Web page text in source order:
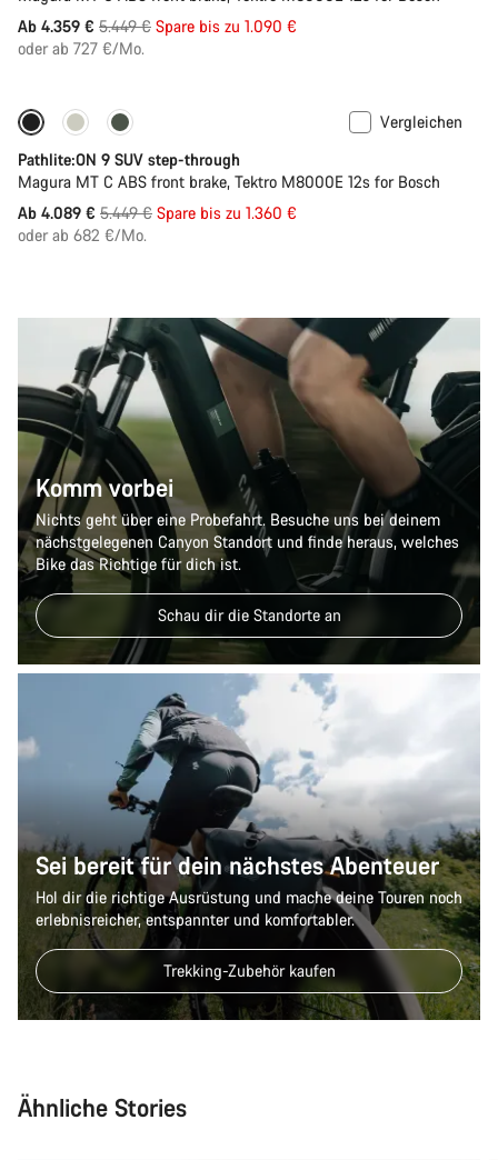
Ab 4.359 € Ursprungspreis
5.449 € Spare bis zu 1.090 €
oder ab 727 €/Mo.
-25%
Vergleichen
Pathlite:ON 9 SUV step-through
Magura MT C ABS front brake, Tektro M8000E 12s for Bosch
Ab 4.089 € Ursprungspreis
5.449 € Spare bis zu 1.360 €
oder ab 682 €/Mo.
Komm vorbei
Nichts geht über eine Probefahrt. Besuche uns bei deinem
nächstgelegenen Canyon Standort und finde heraus, welches
Bike das Richtige für dich ist.
Schau dir die Standorte an
Sei bereit für dein nächstes Abenteuer
Hol dir die richtige Ausrüstung und mache deine Touren noch
erlebnisreicher, entspannter und komfortabler.
Trekking-Zubehör kaufen
Ähnliche Stories